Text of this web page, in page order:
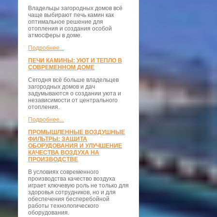
Владельцы загородных домов всё
чаще выбирают печь камин как
оптимальное решение для
отопления и создания особой
атмосферы в доме.
Подробнее...
ПЕЧИ КАМИНЫ: УЮТ И ТЕПЛО В
СОВРЕМЕННОМ ДОМЕ
Сегодня всё больше владельцев
загородных домов и дач
задумываются о создании уюта и
независимости от центрального
отопления.
Подробнее...
ПРОМЫШЛЕННЫЕ ВОЗДУШНЫЕ
ФИЛЬТРЫ: ЗАЩИТА
ОБОРУДОВАНИЯ И УЛУЧШЕНИЕ
КАЧЕСТВА ВОЗДУХА НА
ПРОИЗВОДСТВЕ
В условиях современного
производства качество воздуха
играет ключевую роль не только для
здоровья сотрудников, но и для
обеспечения бесперебойной
работы технологического
оборудования.